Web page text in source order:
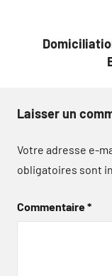
Laisser un
Votre adresse e-
obligatoires sont
Commentaire*